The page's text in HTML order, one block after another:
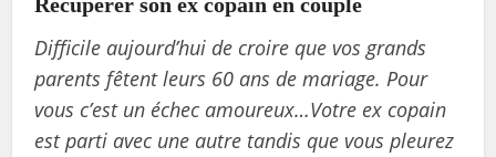
Difficile aujourd’hui de croire que vos grands
parents fêtent leurs 60 ans de mariage. Pour
vous c’est un échec amoureux…Votre ex copain
est parti avec une autre tandis que vous pleurez